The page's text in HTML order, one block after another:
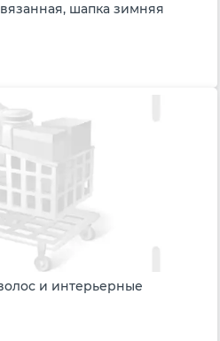
шапка зимняя
и интерьерные